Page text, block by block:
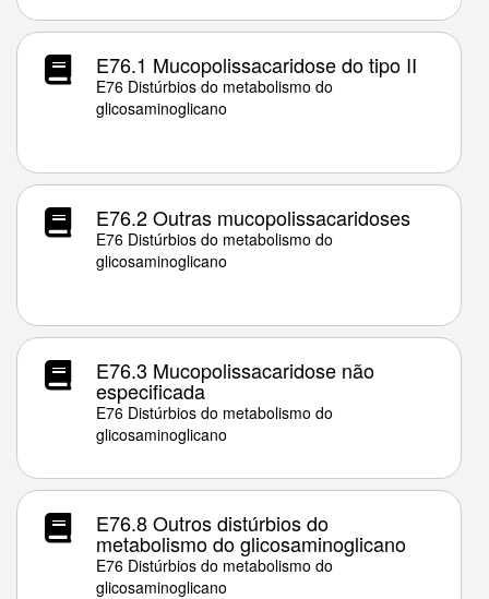
E76.1 Mucopolissacaridose do tipo II
E76 Distúrbios do metabolismo do
glicosaminoglicano
E76.2 Outras mucopolissacaridoses
E76 Distúrbios do metabolismo do
glicosaminoglicano
E76.3 Mucopolissacaridose não
especificada
E76 Distúrbios do metabolismo do
glicosaminoglicano
E76.8 Outros distúrbios do
metabolismo do glicosaminoglicano
E76 Distúrbios do metabolismo do
glicosaminoglicano